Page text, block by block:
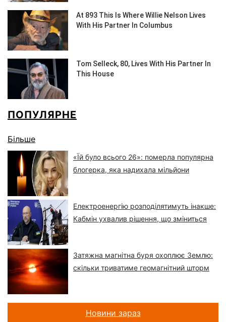
ПОПУЛЯРНЕ
Більше
«Їй було всього 26»: померла популярна
блогерка, яка надихала мільйони
Електроенергію розподілятимуть інакше:
Кабмін ухвалив рішення, що зміниться
Затяжна магнітна буря охоплює Землю:
скільки триватиме геомагнітний шторм
Новини зараз